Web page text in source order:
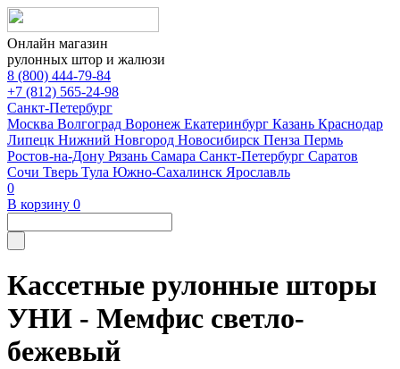
Онлайн магазин
рулонных штор и жалюзи
8 (800) 444-79-84
+7 (812) 565-24-98
Санкт-Петербург
Москва Волгоград Воронеж Екатеринбург Казань Краснодар
Липецк Нижний Новгород Новосибирск Пенза Пермь
Ростов-на-Дону Рязань Самара Санкт-Петербург Саратов
Сочи Тверь Тула Южно-Сахалинск Ярославль
0
В корзину 0
Кассетные рулонные шторы
УНИ - Мемфис светло-
бежевый